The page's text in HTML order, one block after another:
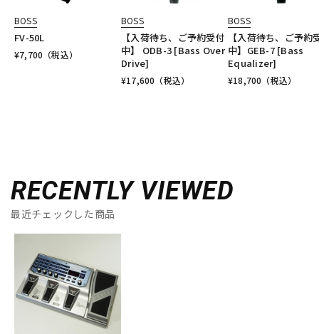
BOSS
FV-50L
¥7,700 （税込）
BOSS
【入荷待ち、ご予約受付
中】 ODB-3 [Bass Over
Drive]
¥17,600 （税込）
BOSS
【入荷待ち、ご予約
中】GEB-7 [Bass
Equalizer]
¥18,700 （税込）
RECENTLY VIEWED
最近チェックした商品